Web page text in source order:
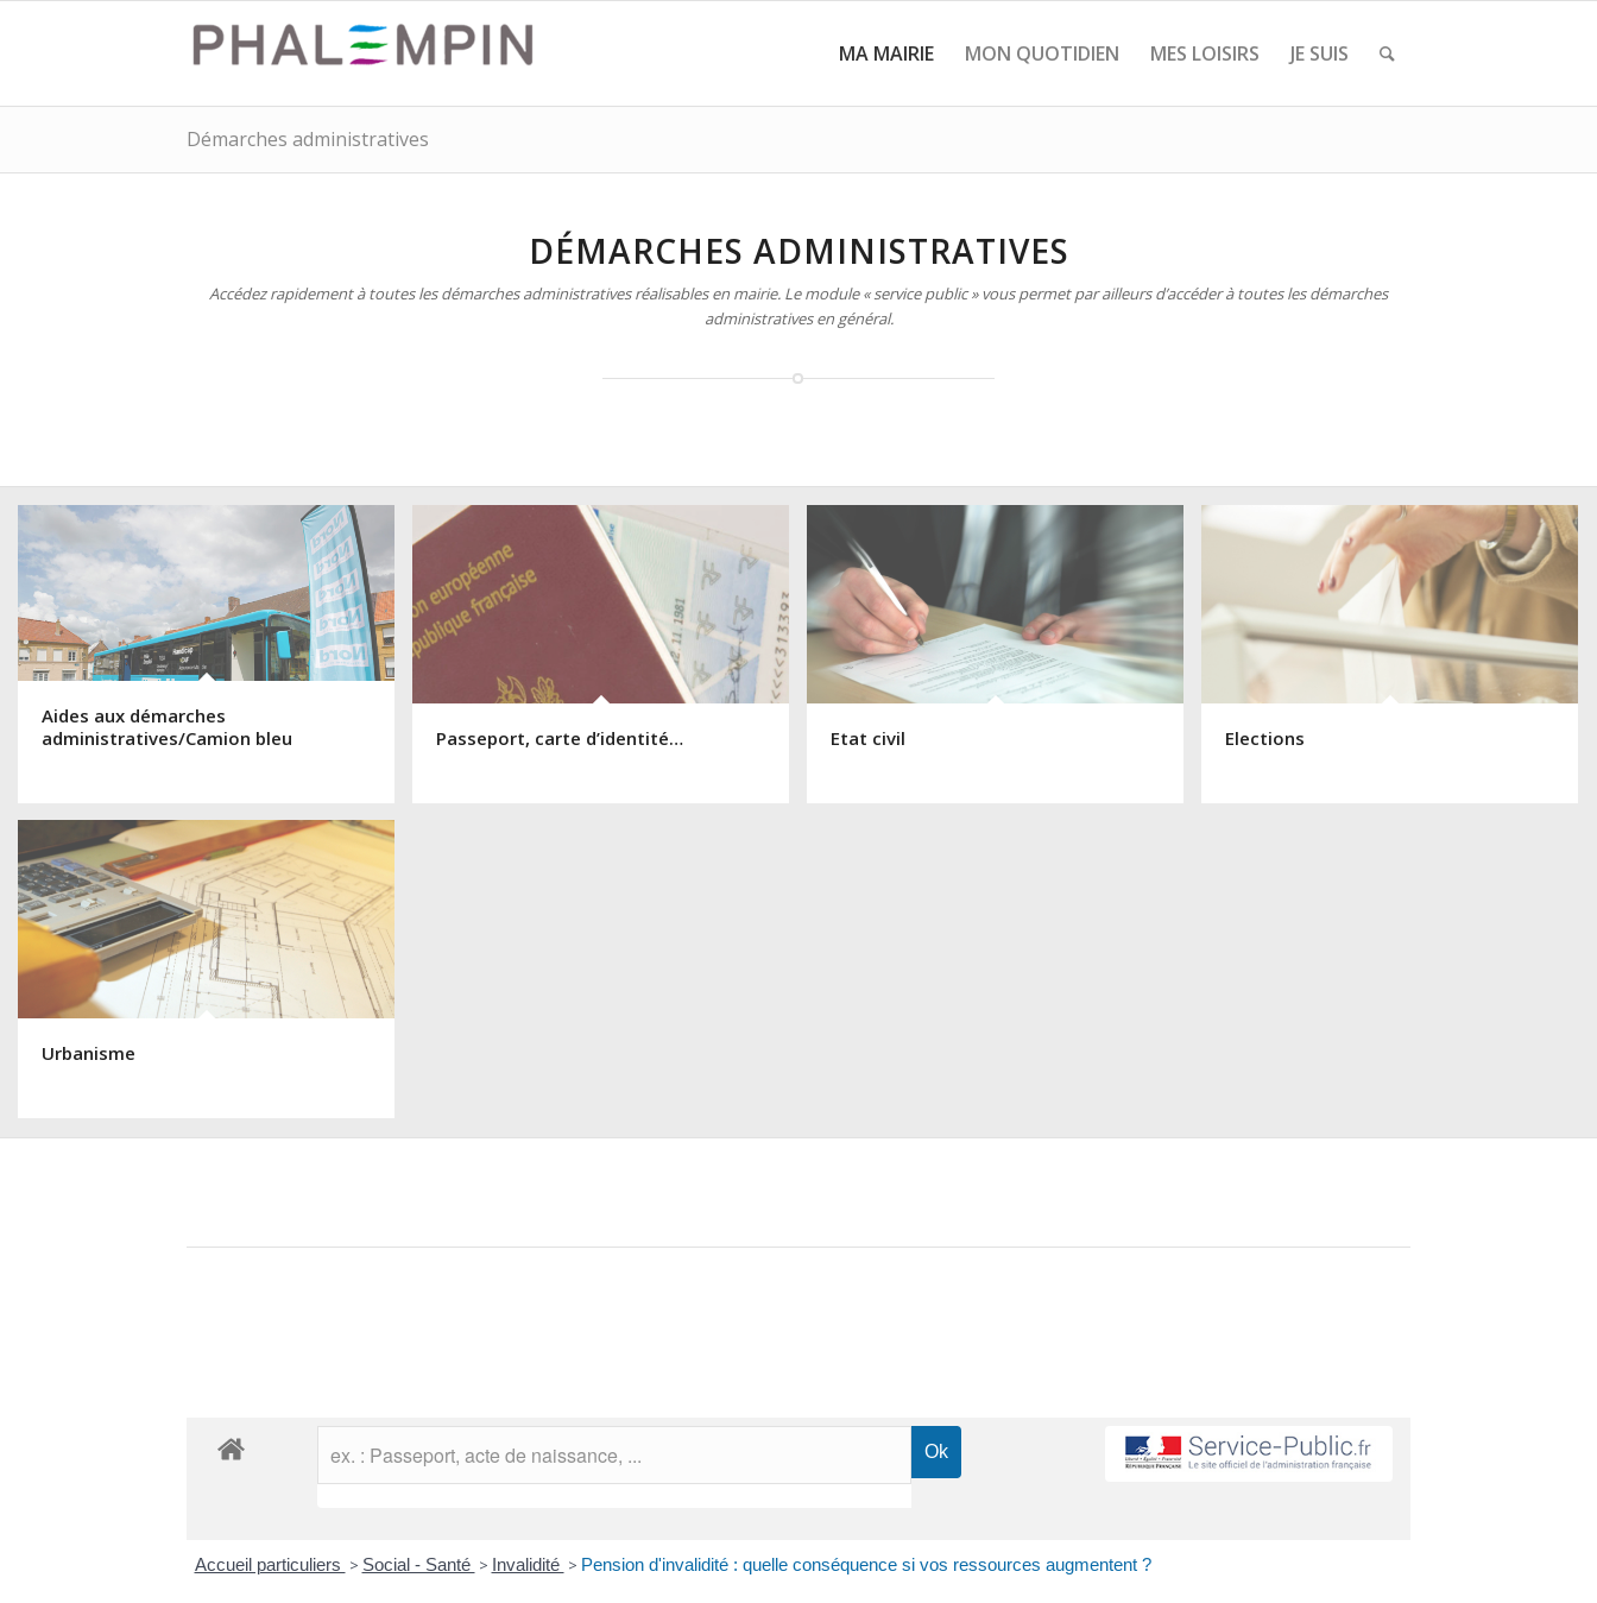
MA MAIRIE MON QUOTIDIEN MES LOISIRS JE SUIS
Démarches administratives
DÉMARCHES ADMINISTRATIVES
Accédez rapidement à toutes les démarches administratives réalisables en mairie. Le module « service public » vous permet par ailleurs d’accéder à toutes les démarches
administratives en général.
Aides aux démarches
administratives/Camion bleu
Passeport, carte d’identité… Etat civil Elections
Urbanisme
Accueil particuliers > Social - Santé > Invalidité > Pension d'invalidité : quelle conséquence si vos ressources augmentent ?